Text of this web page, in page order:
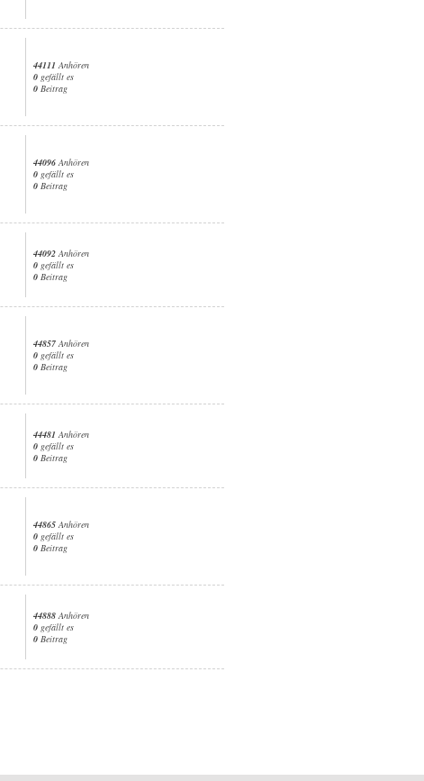
44111 Anhören
0 gefällt es
0 Beitrag
44096Anhören
0 gefällt es
0 Beitrag
44092 Anhören
0 gefällt es
0 Beitrag
44857Anhören
0 gefällt es
0 Beitrag
44481 Anhören
0 gefällt es
0 Beitrag
44865Anhören
0 gefällt es
0 Beitrag
44888 Anhören
0 gefällt es
0 Beitrag